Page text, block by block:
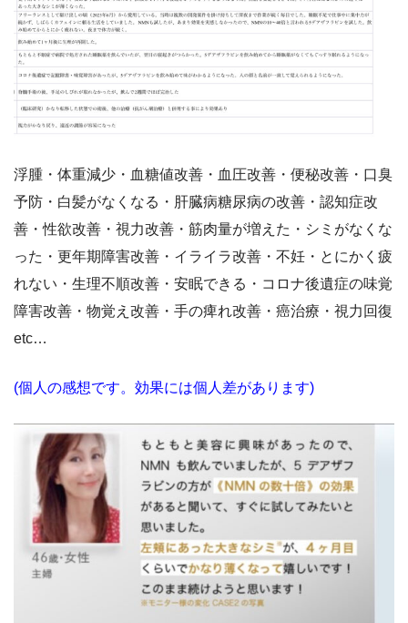
浮腫・体重減少・血糖値改善・血圧改善・便秘改善・口臭
予防・白髪がなくなる・肝臓病糖尿病の改善・認知症改
善・性欲改善・視力改善・筋肉量が増えた・シミがなくな
った・更年期障害改善・イライラ改善・不妊・とにかく疲
れない・生理不順改善・安眠できる・コロナ後遺症の味覚
障害改善・物覚え改善・手の痺れ改善・癌治療・視力回復
etc…
(個人の感想です。効果には個人差があります)